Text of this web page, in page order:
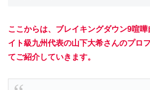
ここからは、ブレイキングダウン9喧嘩
イト級九州代表の山下大希さんのプロ
てご紹介していきます。